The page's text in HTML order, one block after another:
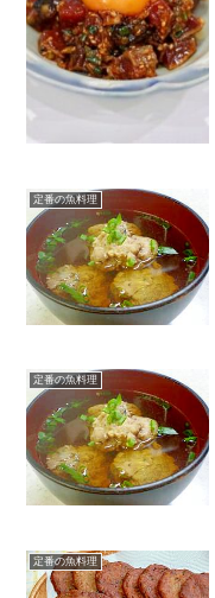
定番の魚料理
定番の魚料理
定番の魚料理